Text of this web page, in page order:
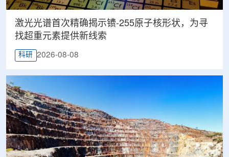
激光光谱首次精确揭示镄-255原子核形状，为寻
找超重元素提供新线索
科研 2026-08-08